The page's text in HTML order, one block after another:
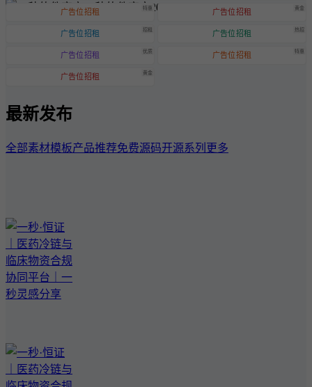
一秒软件官方2024-6-20
广告位招租 特惠 广告位招租 黄金
广告位招租 招租 广告位招租 热招
广告位招租 优质 广告位招租 特惠
广告位招租 黄金
最新发布
全部素材模板产品推荐免费源码开源系列 更多